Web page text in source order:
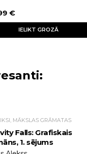
€
IELIKT GROZĀ
MĀKSLAS GRĀMATAS
Falls: Grafiskais
1. sējums